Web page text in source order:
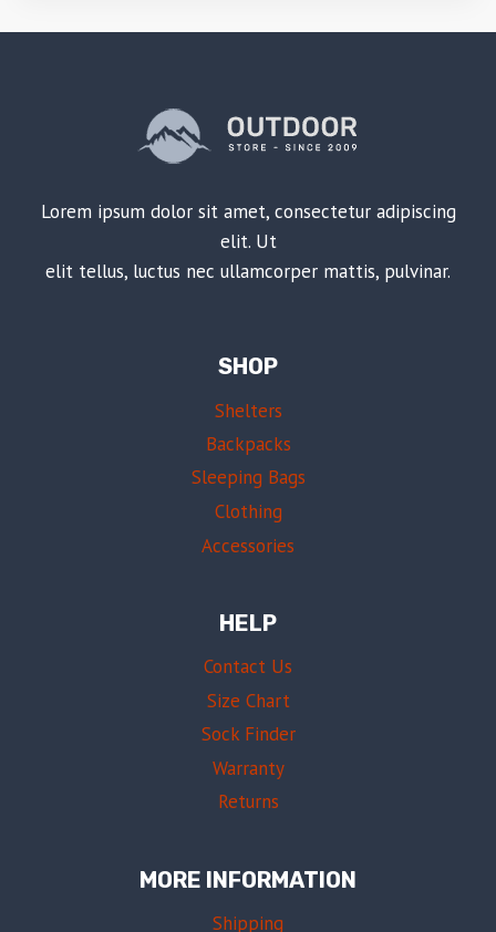
Lorem ipsum dolor sit amet, consectetur adipiscing
elit. Ut
elit tellus, luctus nec ullamcorper mattis, pulvinar.
SHOP
Shelters
Backpacks
Sleeping Bags
Clothing
Accessories
HELP
Contact Us
Size Chart
Sock Finder
Warranty
Returns
MORE INFORMATION
Shipping